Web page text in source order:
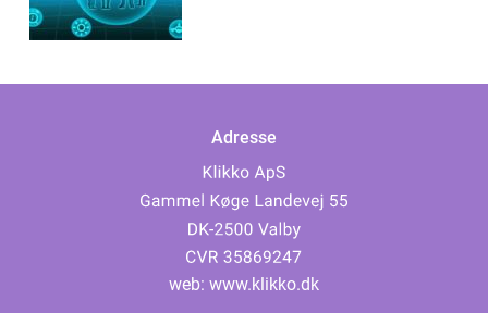
Adresse
web: www.klikko.dk